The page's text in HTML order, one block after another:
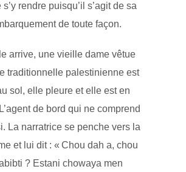
rendre puisqu’il s’agit de sa
de toute façon.
arrive, une vieille dame vêtue
traditionnelle palestinienne est
sol, elle pleure et elle est en
de bord qui ne comprend
La narratrice se penche vers la
et lui dit : « Chou dah a, chou
? Estani chowaya men